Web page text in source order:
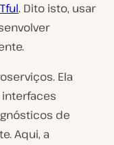
. Dito isto, usar
Ela
de
Aqui, a